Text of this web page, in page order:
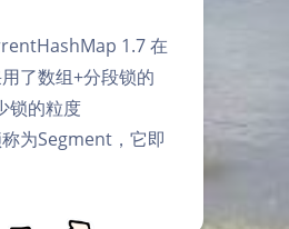
1.7 在
了数组+分段锁的
锁的粒度
为Segment，它即